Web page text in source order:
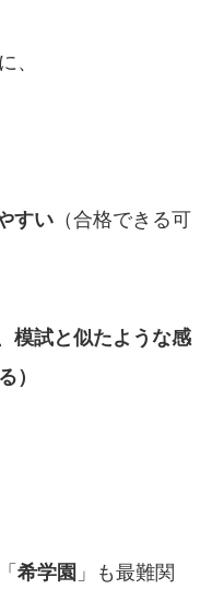
、
すい（合格できる可
模試と似たような感
）
希学園 」も最難関